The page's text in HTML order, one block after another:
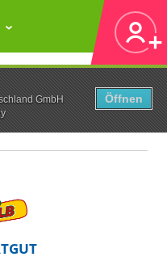
GmbH
Öffnen